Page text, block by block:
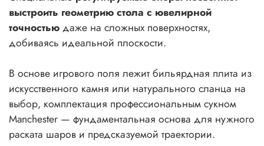
выстроить геометрию стола с ювелирной
точностьюдаже на сложных поверхностях,
добиваясь идеальной плоскости.
В основе игрового поля лежит бильярдная плита из
искусственного камня или натурального сланца на
выбор, комплектация профессиональным сукном
Manchester — фундаментальная основа для нужного
раската шаров и предсказуемой траектории.